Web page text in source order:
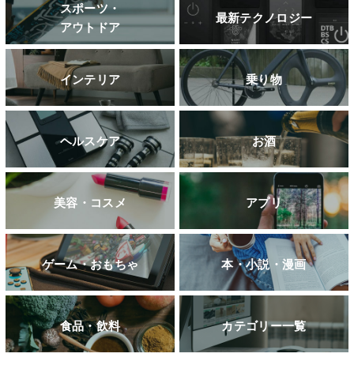
スポーツ・
アウトドア
最新テクノロジー
インテリア 乗り物
ヘルスケア お酒
美容・コスメ アプリ
ゲーム・おもちゃ 本・小説・漫画
食品・飲料 カテゴリー一覧